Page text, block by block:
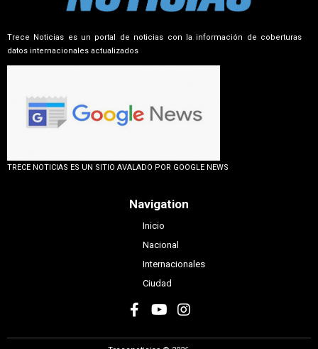
Trece Noticias es un portal de noticias con la información de coberturas
datos internacionales actualizados
TRECE NOTICIAS ES UN SITIO AVALADO POR GOOGLE NEWS
Navigation
Inicio
Nacional
Internacionales
Ciudad